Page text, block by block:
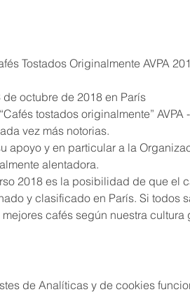
Tostados Originalmente AVPA
octubre de 2018 en París
vez más notorias.
alentadora.
y clasificado en París. Si todos
cafés según nuestra cultura
de Analíticas y de cookies